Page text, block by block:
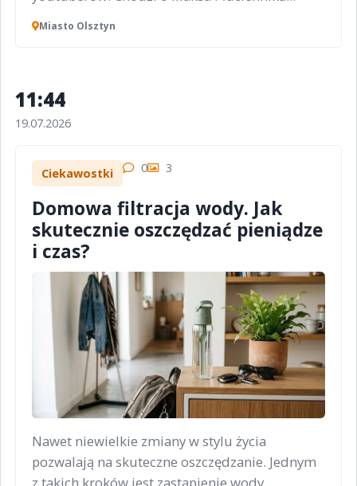
Miasto Olsztyn
11:44
19.07.2026
Ciekawostki 0 3
Domowa filtracja wody. Jak
skutecznie oszczędzać pieniądze
i czas?
Nawet niewielkie zmiany w stylu życia
pozwalają na skuteczne oszczędzanie. Jednym